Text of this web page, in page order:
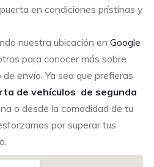
en condiciones prístinas y
nuestra ubicación en Google
para conocer más sobre
envío. Ya sea que prefieras
de vehículos de segunda
o desde la comodidad de tu
por superar tus